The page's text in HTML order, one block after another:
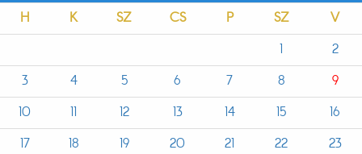
H K SZ CS P SZ
V
1
2
3
4 5 6 7 8
9
10
11 12 13 14 15
16
17
18 19 20 21 22
23